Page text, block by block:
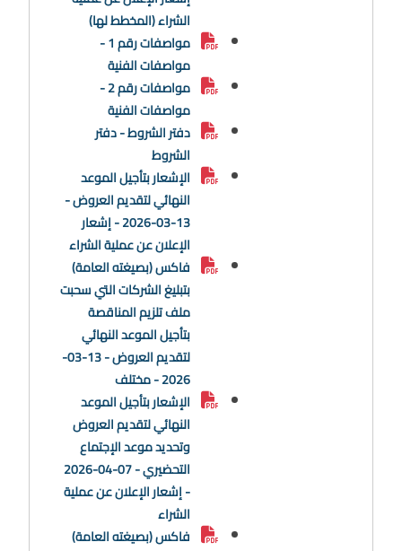
الشراء (المخطط لها)
مواصفات رقم 1 -
مواصفات الفنية
مواصفات رقم 2 -
مواصفات الفنية
دفتر الشروط - دفتر
الشروط
الإشعار بتأجيل الموعد
النهائي لتقديم العروض -
13-03-2026 - إشعار
الإعلان عن عملية الشراء
فاكس (بصيغته العامة)
بتبليغ الشركات التي سحبت
ملف تلزيم المناقصة
بتأجيل الموعد النهائي
لتقديم العروض - 13-03-
2026 - مختلف
الإشعار بتأجيل الموعد
النهائي لتقديم العروض
وتحديد موعد الإجتماع
التحضيري - 07-04-2026
- إشعار الإعلان عن عملية
الشراء
فاكس (بصيغته العامة)